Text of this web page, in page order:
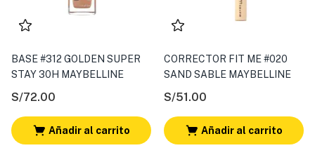
BASE #312 GOLDEN SUPER
STAY 30H MAYBELLINE
S/72.00
Añadir al carrito
CORRECTOR FIT ME #020
SAND SABLE MAYBELLINE
S/51.00
Añadir al carrito